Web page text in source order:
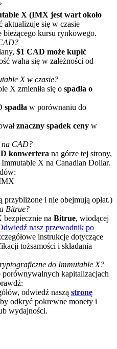
nagrody pieniężne
25000 USDT prize pool!
pool
X (IMX jest wart około
aktualizuje się w czasie
kursu rynkowego.
$1 CAD może kupić
waha się w zależności od
X w czasie?
X zmieniła się o spadła o
spadła w porównaniu do
znaczny spadek ceny w
na CAD?
konwertera na górze tej strony,
X na Canadian Dollar.
przybliżone i nie obejmują opłat.)
Bitrue?
na Bitrue, wiodącej
nasz przewodnik po
instrukcje dotyczące
tożsamości i składania
do Immutable X?
porównywalnych kapitalizacjach
odwiedź naszą stronę
odkryć pokrewne monety i
wydajności.